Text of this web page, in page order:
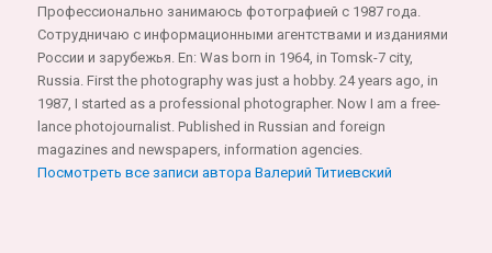
Профессионально занимаюсь фотографией с 1987 года.
Cотрудничаю с информационными агентствами и изданиями
России и зарубежья. En: Was born in 1964, in Tomsk-7 city,
Russia. First the photography was just a hobby. 24 years ago, in
1987, I started as a professional photographer. Now I am a free-
lance photojournalist. Published in Russian and foreign
magazines and newspapers, information agencies.
Посмотреть все записи автора Валерий Титиевский